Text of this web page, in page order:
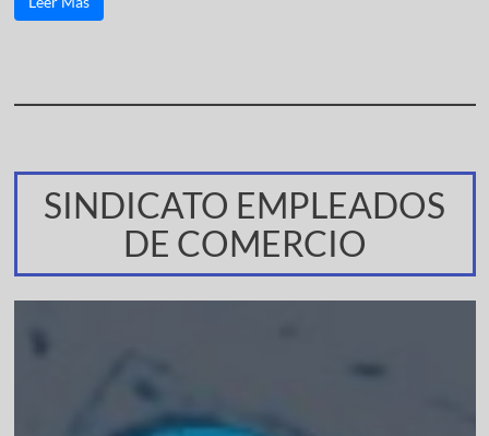
SINDICATO EMPLEADOS
DE COMERCIO